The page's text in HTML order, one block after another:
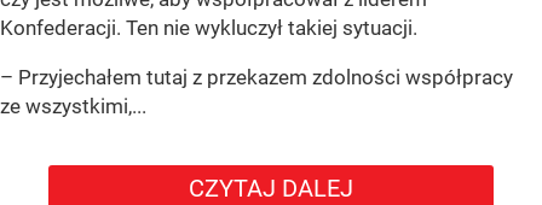
Konfederacji. Ten nie wykluczył takiej sytuacji.
– Przyjechałem tutaj z przekazem zdolności współpracy
ze wszystkimi,...
CZYTAJ DALEJ